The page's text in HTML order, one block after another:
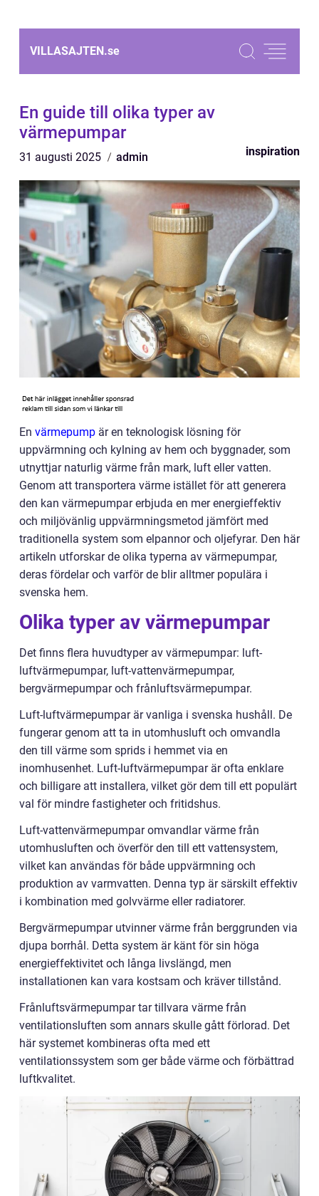
VILLASAJTEN.se
En guide till olika typer av
värmepumpar
31 augusti 2025 admin inspiration
En värmepump är en teknologisk lösning för
uppvärmning och kylning av hem och byggnader, som
utnyttjar naturlig värme från mark, luft eller vatten.
Genom att transportera värme istället för att generera
den kan värmepumpar erbjuda en mer energieffektiv
och miljövänlig uppvärmningsmetod jämfört med
traditionella system som elpannor och oljefyrar. Den här
artikeln utforskar de olika typerna av värmepumpar,
deras fördelar och varför de blir alltmer populära i
svenska hem.
Olika typer av värmepumpar
Det finns flera huvudtyper av värmepumpar: luft-
luftvärmepumpar, luft-vattenvärmepumpar,
bergvärmepumpar och frånluftsvärmepumpar.
Luft-luftvärmepumpar är vanliga i svenska hushåll. De
fungerar genom att ta in utomhusluft och omvandla
den till värme som sprids i hemmet via en
inomhusenhet. Luft-luftvärmepumpar är ofta enklare
och billigare att installera, vilket gör dem till ett populärt
val för mindre fastigheter och fritidshus.
Luft-vattenvärmepumpar omvandlar värme från
utomhusluften och överför den till ett vattensystem,
vilket kan användas för både uppvärmning och
produktion av varmvatten. Denna typ är särskilt effektiv
i kombination med golvvärme eller radiatorer.
Bergvärmepumpar utvinner värme från berggrunden via
djupa borrhål. Detta system är känt för sin höga
energieffektivitet och långa livslängd, men
installationen kan vara kostsam och kräver tillstånd.
Frånluftsvärmepumpar tar tillvara värme från
ventilationsluften som annars skulle gått förlorad. Det
här systemet kombineras ofta med ett
ventilationssystem som ger både värme och förbättrad
luftkvalitet.